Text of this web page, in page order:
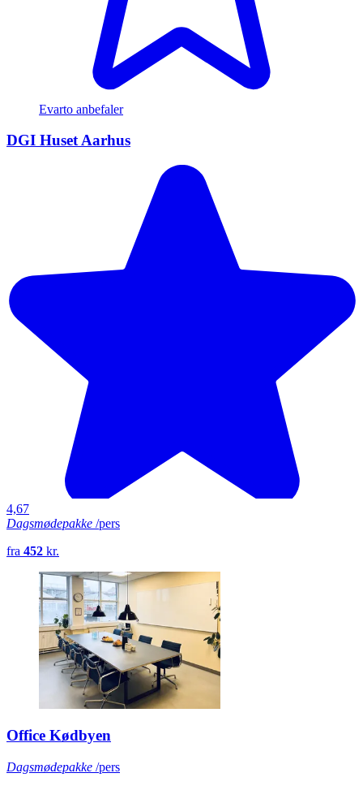
Evarto anbefaler
DGI Huset Aarhus
4,67
Dagsmødepakke /pers
fra 452 kr.
Office Kødbyen
Dagsmødepakke /pers